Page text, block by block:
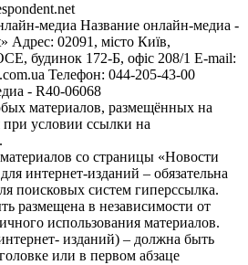
медиа Название онлайн-медиа -
Адрес: 02091, місто Київ,
будинок 172-Б, офіс 208/1 E-mail:
Телефон: 044-205-43-00
- R40-06068
материалов, размещённых на
при условии ссылки на
со страницы «Новости
интернет-изданий – обязательна
поисковых систем гиперссылка.
размещена в независимости от
использования материалов.
изданий) – должна быть
или в первом абзаце